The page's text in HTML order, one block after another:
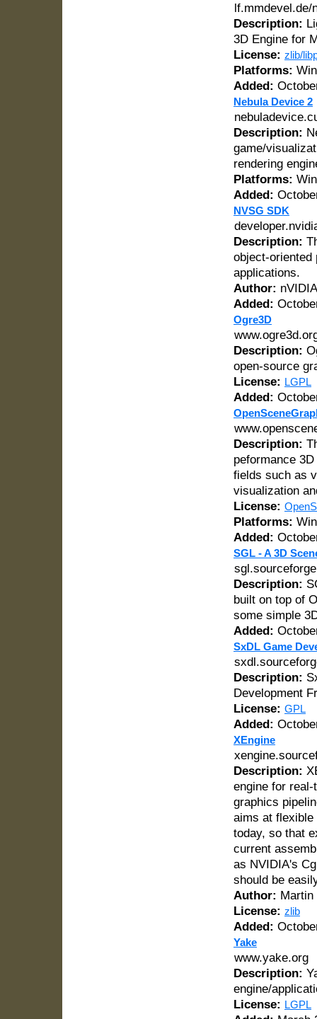
lf.mmdevel.de/
Description:
3D Engine for
License: zlib/
Platforms:
Added:
Nebula Device 2
Description:
game/
rendering
Platforms:
Added:
NVSG SDK
Description:
object-oriented
applications.
Author: nVIDIA
Added:
Ogre3D
Description:
open-source
License: LGPL
Added:
Description:
peformance
fields such as
visualization
License:
Platforms:
Added:
SGL - A 3D
Description:
built on top of
some simple
Added:
SxDL Game
Description:
Development
License: GPL
Added:
XEngine
Description:
engine for
graphics
aims at flexible
today, so that
current
as NVIDIA's
should be
Author:
License: zlib
Added:
Yake
www.yake.org
Description:
engine/
License: LGPL